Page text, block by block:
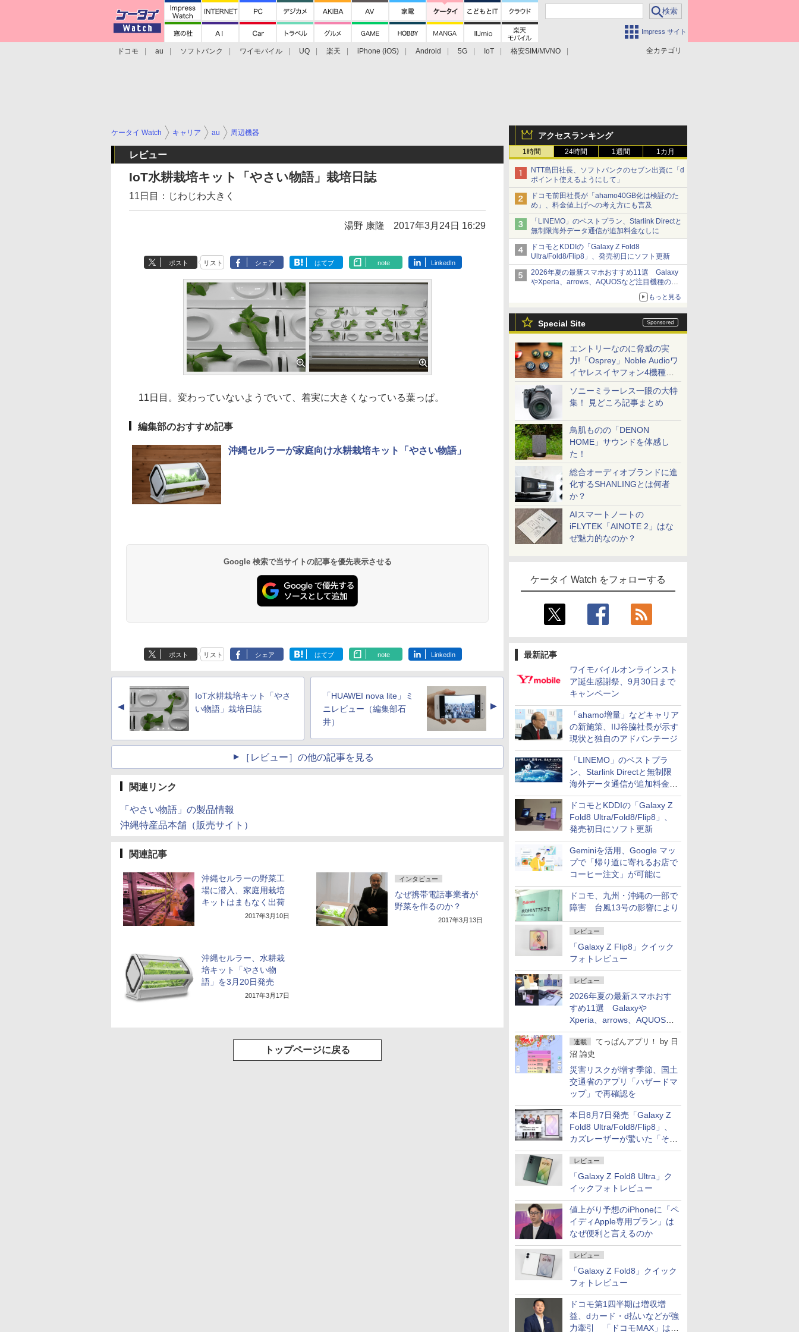
Impress サイト
全カテゴリ
ドコモ au ソフトバンク ワイモバイル UQ 楽天 iPhone (iOS) Android 5G IoT
格安SIM/MVNO
アクセスランキング
1時間 24時間 1週間 1カ月
NTT島田社長、ソフトバンクのセブン出資に「d
ポイント使えるようにして」
ドコモ前田社長が「ahamo40GB化は検証のた
め」、料金値上げへの考え方にも言及
「LINEMO」のベストプラン、Starlink Directと
無制限海外データ通信が追加料金なしに
ドコモとKDDIの「Galaxy Z Fold8
Ultra/Fold8/Flip8」、発売初日にソフト更新
2026年夏の最新スマホおすすめ11選 Galaxy
やXperia、arrows、AQUOSなど注目機種の特
もっと見る
Special Site
エントリーなのに脅威の実
力!「Osprey」Noble Audioワ
イヤレスイヤフォン4機種を
一気に聴く
ソニーミラーレス一眼の大特
集！ 見どころ記事まとめ
鳥肌ものの「DENON
HOME」サウンドを体感し
た！
総合オーディオブランドに進
化するSHANLINGとは何者
か？
AIスマートノートの
iFLYTEK「AINOTE 2」はな
ぜ魅力的なのか？
ケータイ Watch をフォローする
最新記事
ワイモバイルオンラインスト
ア誕生感謝祭、9月30日まで
キャンペーン
「ahamo増量」などキャリア
の新施策、IIJ谷脇社長が示す
現状と独自のアドバンテージ
「LINEMO」のベストプラ
ン、Starlink Directと無制限
海外データ通信が追加料金な
しに
ドコモとKDDIの「Galaxy Z
Fold8 Ultra/Fold8/Flip8」、
発売初日にソフト更新
Geminiを活用、Google マッ
プで「帰り道に寄れるお店で
コーヒー注文」が可能に
ドコモ、九州・沖縄の一部で
障害 台風13号の影響により
レビュー
「Galaxy Z Flip8」クイック
フォトレビュー
レビュー
2026年夏の最新スマホおす
すめ11選 Galaxyや
Xperia、arrows、AQUOSな
ど注目機種の特徴は
連載 てっぱんアプリ！ by 日
沼 諭史
災害リスクが増す季節、国土
交通省のアプリ「ハザードマ
ップ」で再確認を
本日8月7日発売「Galaxy Z
Fold8 Ultra/Fold8/Flip8」、
カズレーザーが驚いた「そば
屋のメニュー並みの薄さ」
レビュー
「Galaxy Z Fold8 Ultra」ク
イックフォトレビュー
値上がり予想のiPhoneに「ペ
イディApple専用プラン」は
なぜ便利と言えるのか
レビュー
「Galaxy Z Fold8」クイック
フォトレビュー
ドコモ第1四半期は増収増
益、dカード・d払いなどが強
力牽引 「ドコモMAX」は
ケータイ Watch キャリア au 周辺機器
レビュー
IoT水耕栽培キット「やさい物語」栽培日誌
11日目：じわじわ大きく
湯野 康隆 2017年3月24日 16:29
ポスト リスト シェア はてブ note LinkedIn
11日目。変わっていないようでいて、着実に大きくなっている葉っぱ。
編集部のおすすめ記事
沖縄セルラーが家庭向け水耕栽培キット「やさい物語」
Google 検索で当サイトの記事を優先表示させる
ポスト リスト シェア はてブ note LinkedIn
▲
IoT水耕栽培キット「やさ
い物語」栽培日誌
「HUAWEI nova lite」ミ
ニレビュー（編集部石
井）
▲
［レビュー］の他の記事を見る
関連リンク
「やさい物語」の製品情報
沖縄特産品本舗（販売サイト）
関連記事
沖縄セルラーの野菜工
場に潜入、家庭用栽培
キットはまもなく出荷
2017年3月10日
インタビュー
なぜ携帯電話事業者が
野菜を作るのか？
2017年3月13日
沖縄セルラー、水耕栽
培キット「やさい物
語」を3月20日発売
2017年3月17日
トップページに戻る